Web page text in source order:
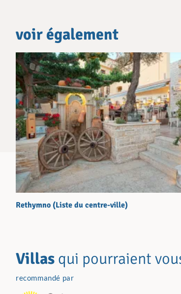
voir également
Rethymno (Liste du centre-ville)
Villas qui pourraient
recommandé par